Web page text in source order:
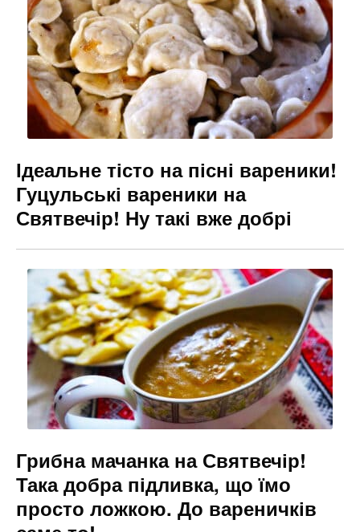
Ідеальне тісто на пісні вареники!
Гуцульські вареники на
Святвечір! Ну такі вже добрі
Грибна мачанка на Святвечір!
Така добра підливка, що їмо
просто ложкою. До вареничків